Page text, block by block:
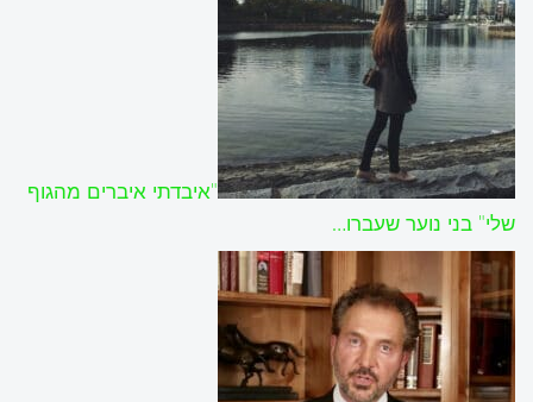
"איבדתי איברים מהגוף
שלי" בני נוער שעברו…